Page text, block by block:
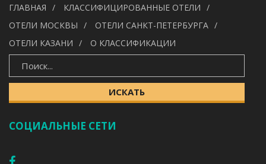
ИСКАТЬ
ГЛАВНАЯ
КЛАССИФИЦИРОВАННЫЕ ОТЕЛИ
ОТЕЛИ МОСКВЫ
ОТЕЛИ САНКТ-ПЕТЕРБУРГА
ОТЕЛИ КАЗАНИ
О КЛАССИФИКАЦИИ
ИСКАТЬ
СОЦИАЛЬНЫЕ СЕТИ